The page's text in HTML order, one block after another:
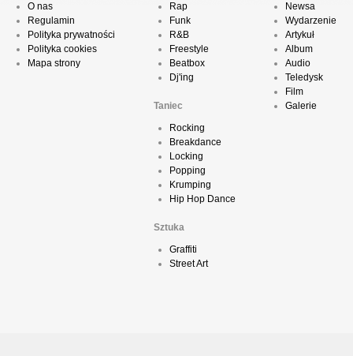
O nas
Regulamin
Polityka prywatności
Polityka cookies
Mapa strony
Rap
Funk
R&B
Freestyle
Beatbox
Dj'ing
Taniec
Rocking
Breakdance
Locking
Popping
Krumping
Hip Hop Dance
Sztuka
Graffiti
Street Art
Newsa
Wydarzenie
Artykuł
Album
Audio
Teledysk
Film
Galerie